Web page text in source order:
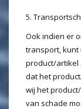
5.
Ook indien er
transport,
product/artikel
dat het
wij het
van schade